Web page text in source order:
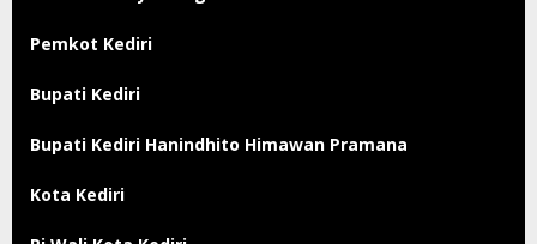
Pemkot Kediri
Bupati Kediri
Bupati Kediri Hanindhito Himawan Pramana
Kota Kediri